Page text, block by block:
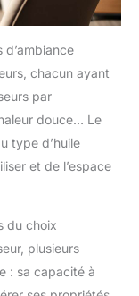
chacun ayant
par
douce… Le
type d’huile
et de l’espace
du choix
plusieurs
: sa capacité à